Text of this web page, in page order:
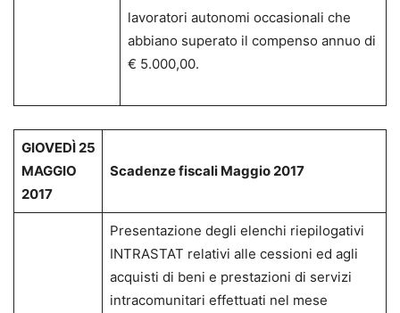
lavoratori autonomi occasionali che
abbiano superato il compenso annuo di
€ 5.000,00.
GIOVEDÌ 25
MAGGIO
2017
Scadenze fiscali Maggio 2017
Presentazione degli elenchi riepilogativi
INTRASTAT relativi alle cessioni ed agli
acquisti di beni e prestazioni di servizi
intracomunitari effettuati nel mese